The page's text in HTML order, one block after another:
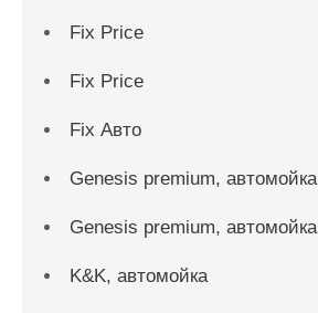
Fix Price
Fix Price
Fix Авто
Genesis premium, автомойка
Genesis premium, автомойка
K&K, автомойка